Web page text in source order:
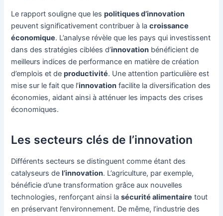
Le rapport souligne que lespolitiques d’innovation
peuvent significativement contribuer à lacroissance
économique. L’analyse révèle que les pays qui investissent
dans des stratégies ciblées d’innovation bénéficient de
meilleurs indices de performance en matière de création
d’emplois et deproductivité. Une attention particulière est
mise sur le fait que l’innovation facilite la diversification des
économies, aidant ainsi à atténuer les impacts des crises
économiques.
Les secteurs clés de l’innovation
Différents secteurs se distinguent comme étant des
catalyseurs de l’innovation. L’agriculture, par exemple,
bénéficie d’une transformation grâce aux nouvelles
technologies, renforçant ainsi lasécurité alimentaire tout
en préservant l’environnement. De même, l’industrie des